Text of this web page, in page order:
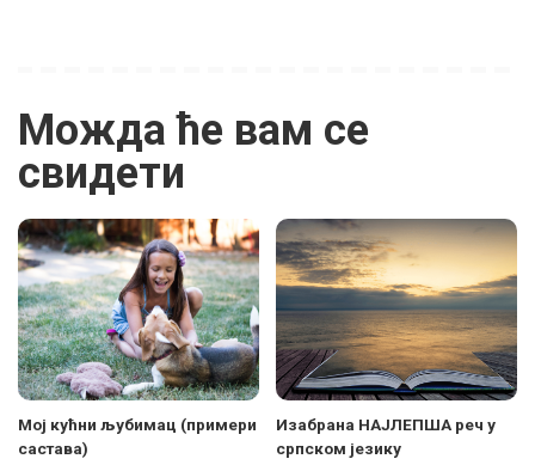
Можда ће вам се
свидети
Мој кућни љубимац (примери
састава)
Изабрана НАЈЛЕПША реч у
српском језику